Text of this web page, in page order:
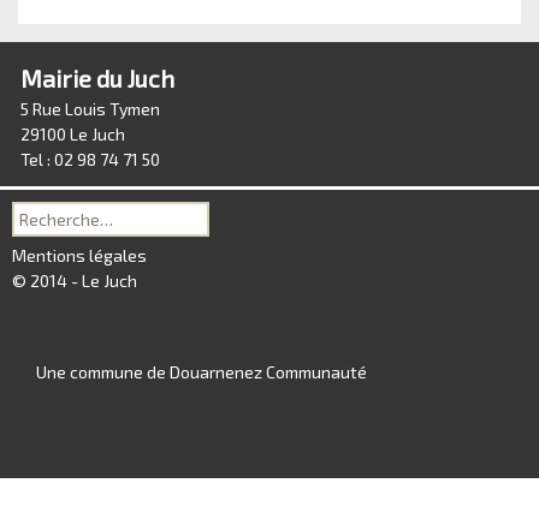
Mairie du Juch
5 Rue Louis Tymen
29100 Le Juch
Tel : 02 98 74 71 50
Recherche
pour :
Mentions légales
© 2014 - Le Juch
Une commune de Douarnenez Communauté